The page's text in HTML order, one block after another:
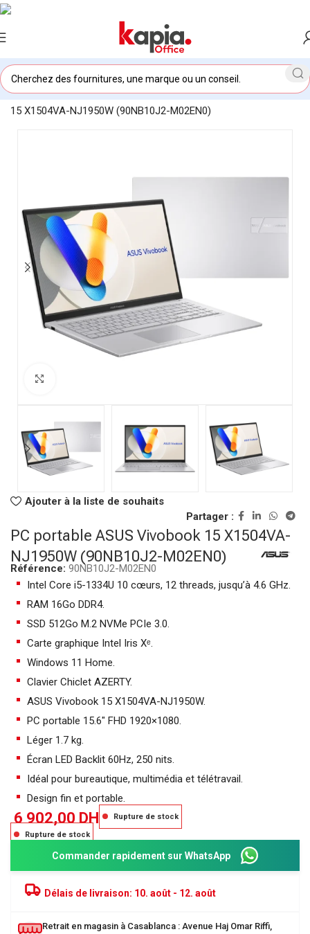
Accueil/KAPIA OFFICE MAROC/PC portable ASUS Vivobook
15 X1504VA-NJ1950W (90NB10J2-M02EN0)
Ajouter à la liste de souhaits
Partager :
PC portable ASUS Vivobook 15 X1504VA-
NJ1950W (90NB10J2-M02EN0)
Référence: 90NB10J2-M02EN0
Intel Core i5-1334U 10 cœurs, 12 threads, jusqu’à 4.6 GHz.
RAM 16Go DDR4.
SSD 512Go M.2 NVMe PCIe 3.0.
Carte graphique Intel Iris Xᵉ.
Windows 11 Home.
Clavier Chiclet AZERTY.
ASUS Vivobook 15 X1504VA-NJ1950W.
PC portable 15.6″ FHD 1920×1080.
Léger 1.7 kg.
Écran LED Backlit 60Hz, 250 nits.
Idéal pour bureautique, multimédia et télétravail.
Design fin et portable.
6 902,00DH
Rupture de stock
Rupture de stock
Commander rapidement sur WhatsApp
Délais de livraison: 10. août - 12. août
Retrait en magasin à Casablanca : Avenue Haj Omar Riffi,